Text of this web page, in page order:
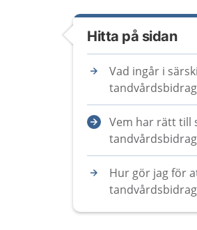
Hitta på sidan
Vad ingår i
Vem har rätt till
Hur gör jag för